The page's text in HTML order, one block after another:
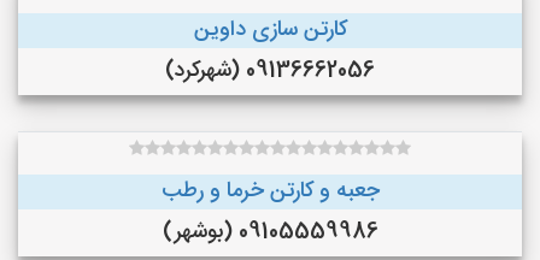
کارتن سازی داوین
09136662056 (شهرکرد)
جعبه و کارتن خرما و‌ رطب
09105559986 (بوشهر)